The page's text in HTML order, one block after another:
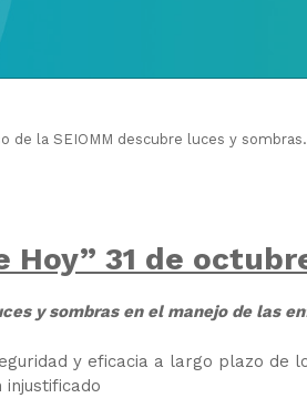
de la SEIOMM descubre luces y
Hoy” 31 de
y sombras en el manejo de las
y eficacia a largo plazo de